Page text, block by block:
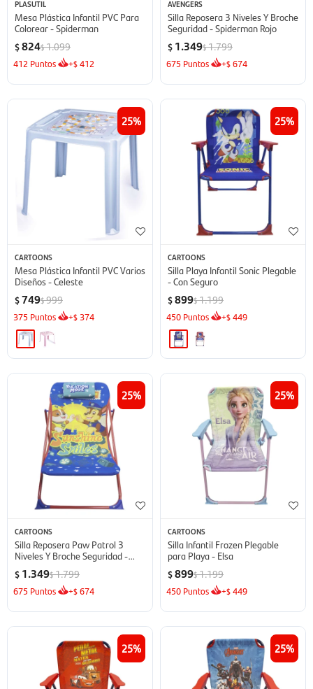
PLASUTIL
Mesa Plástica Infantil PVC Para
Colorear - Spiderman
$824$1.099
412 Puntos +$412
AVENGERS
Silla Reposera 3 Niveles Y Broche
Seguridad - Spiderman Rojo
$ 1.349$1.799
675 Puntos +$674
25
CARTOONS
Mesa Plástica Infantil PVC Varios
Diseños - Celeste
$749$999
375 Puntos +$374
25
CARTOONS
Silla Playa Infantil Sonic Plegable
- Con Seguro
$899$1.199
450 Puntos +$449
25
CARTOONS
Silla Reposera Paw Patrol 3
Niveles Y Broche Seguridad -
Azul
$ 1.349$1.799
675 Puntos +$674
25
CARTOONS
Silla Infantil Frozen Plegable
para Playa - Elsa
$899$1.199
450 Puntos +$449
25 25